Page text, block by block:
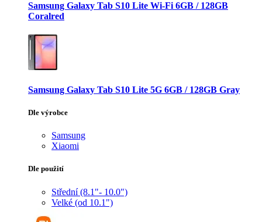
Samsung Galaxy Tab S10 Lite Wi-Fi 6GB / 128GB
Coralred
Samsung Galaxy Tab S10 Lite 5G 6GB / 128GB Gray
Dle výrobce
Samsung
Xiaomi
Dle použití
Střední (8.1"- 10.0")
Velké (od 10.1")